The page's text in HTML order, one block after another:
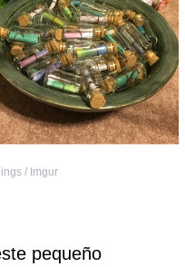
/ Imgur
pequeño